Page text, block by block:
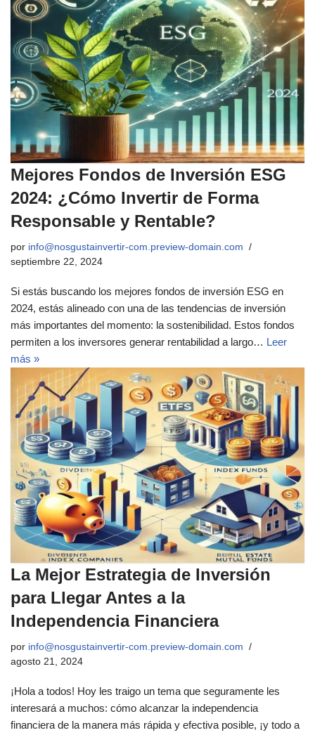
Mejores Fondos de Inversión ESG
2024: ¿Cómo Invertir de Forma
Responsable y Rentable?
por info@nosgustainvertir-com.preview-domain.com
septiembre 22, 2024
Si estás buscando los mejores fondos de inversión ESG en
2024, estás alineado con una de las tendencias de inversión
más importantes del momento: la sostenibilidad. Estos fondos
permiten a los inversores generar rentabilidad a largo… Leer
más »
La Mejor Estrategia de Inversión
para Llegar Antes a la
Independencia Financiera
por info@nosgustainvertir-com.preview-domain.com
agosto 21, 2024
¡Hola a todos! Hoy les traigo un tema que seguramente les
interesará a muchos: cómo alcanzar la independencia
financiera de la manera más rápida y efectiva posible, ¡y todo a